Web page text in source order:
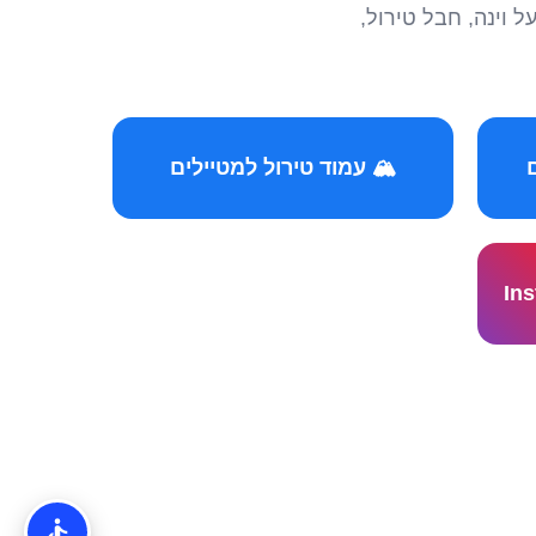
וינה, חבל טירול,
🏔️ עמוד טירול למטיילים